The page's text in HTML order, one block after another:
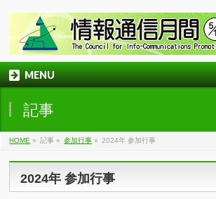
MENU
記事
HOME » 記事 » 参加行事 » 2024年 参加行事
2024年 参加行事